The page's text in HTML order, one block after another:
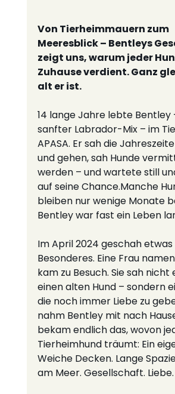
Von Tierheimmauern zum
Meeresblick – Bentleys
zeigt uns, warum jeder
Zuhause verdient. Ganz
alt er ist.
14 lange Jahre lebte Bentley
sanfter Labrador-Mix – im
APASA. Er sah die
und gehen, sah Hunde
werden – und wartete still
auf seine Chance.Manche
bleiben nur wenige Monate
Bentley war fast ein Leben
Im April 2024 geschah etwas
Besonderes. Eine Frau
kam zu Besuch. Sie sah
einen alten Hund – sondern
die noch immer Liebe zu
nahm Bentley mit nach
bekam endlich das, wovon
Tierheimhund träumt: Ein
Weiche Decken. Lange
am Meer. Gesellschaft. Liebe.